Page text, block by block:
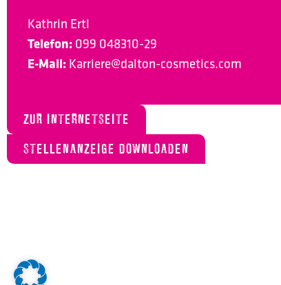
Kathrin Ertl
Telefon: 099 048310-29
E-Mail: Karriere@dalton-cosmetics.com
ZUR INTERNETSEITE
STELLENANZEIGE DOWNLOADEN